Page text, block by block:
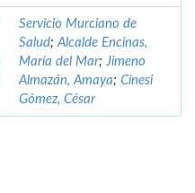
Servicio Murciano de
Salud;Alcalde Encinas,
María del Mar;Jimeno
Almazán, Amaya; Cinesi
Gómez, César